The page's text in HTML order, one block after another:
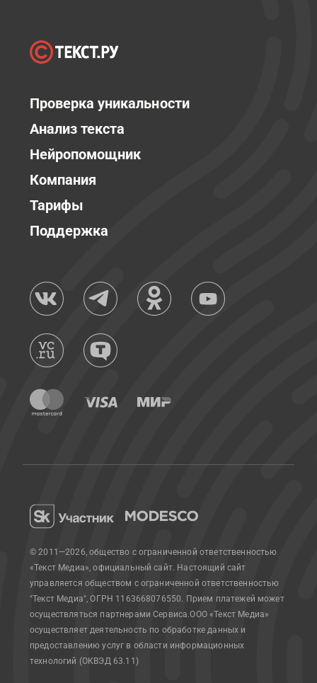
Проверка уникальности
Анализ текста
Нейропомощник
Компания
Тарифы
Поддержка
© 2011—2026, общество с ограниченной ответственностью
«Текст Медиа», официальный сайт. Настоящий сайт
управляется обществом с ограниченной ответственностью
"Текст Медиа", ОГРН 1163668076550. Прием платежей может
осуществляться партнерами Сервиса.ООО «Текст Медиа»
осуществляет деятельность по обработке данных и
предоставлению услуг в области информационных
технологий (ОКВЭД 63.11)